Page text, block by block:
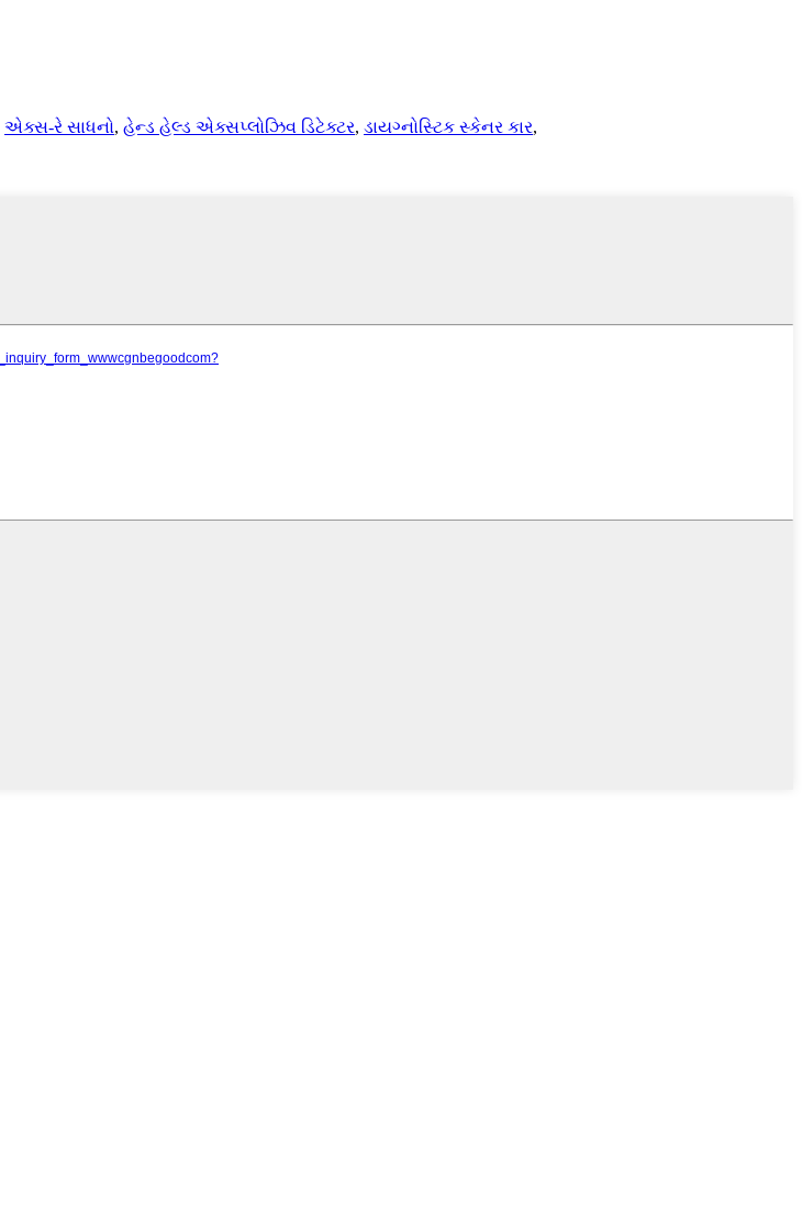
એક્સ-રે સાધનો, હેન્ડ હેલ્ડ એક્સપ્લોઝિવ ડિટેક્ટર, ડાયગ્નોસ્ટિક સ્કેનર કાર,